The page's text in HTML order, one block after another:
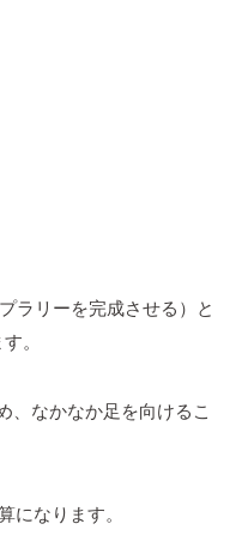
ラリーを完成させる）と
。
、なかなか足を向けるこ
になります。